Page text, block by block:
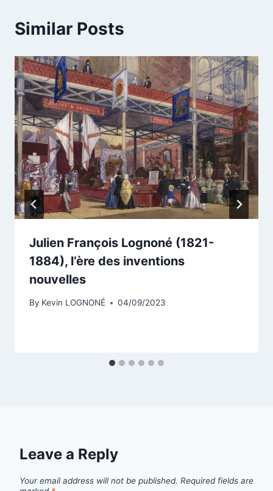
Similar Posts
Julien François Lognoné (1821-
1884), l’ère des inventions
nouvelles
By Kevin LOGNONÉ 04/09/2023
Leave a Reply
Your email address will not be published. Required fields are